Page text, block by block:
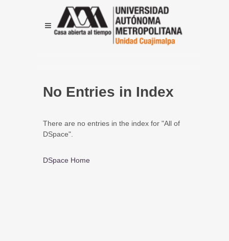
No Entries in Index
There are no entries in the index for "All of
DSpace".
DSpace Home